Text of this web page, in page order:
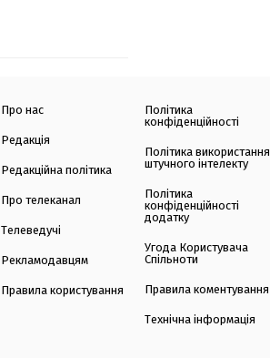
Про нас
Редакція
Редакційна політика
Про телеканал
Телеведучі
Рекламодавцям
Правила користування
Політика
конфіденційності
Політика використання
штучного інтелекту
Політика
конфіденційності
додатку
Угода Користувача
Спільноти
Правила коментування
Технічна інформація